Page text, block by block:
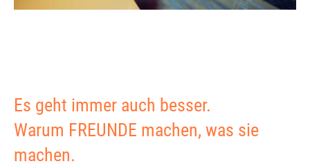
Es geht immer auch besser.
Warum FREUNDE machen, was sie
machen.